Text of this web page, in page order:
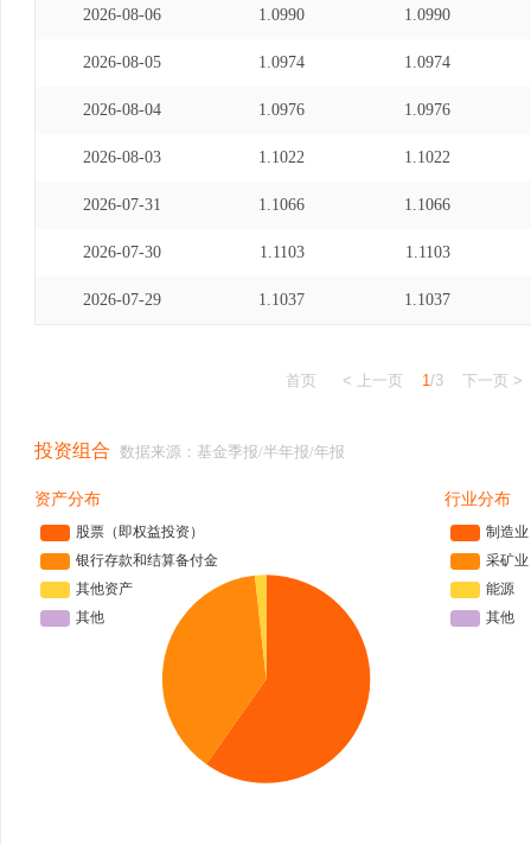
2026-08-06 1.0990 1.0990
2026-08-05 1.0974 1.0974
2026-08-04 1.0976 1.0976
2026-08-03 1.1022 1.1022
2026-07-31 1.1066 1.1066
2026-07-30 1.1103 1.1103
2026-07-29 1.1037 1.1037
首页 < 上一页 1/3 下一页 >
投资组合 数据来源：基金季报/半年报/年报
资产分布 行业分布